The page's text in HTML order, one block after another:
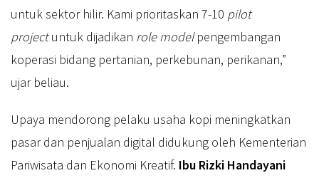
untuk sektor hilir. Kami prioritaskan 7-10 pilot
projectuntuk dijadikan role modelpengembangan
koperasi bidang pertanian, perkebunan, perikanan,”
ujar beliau.
Upaya mendorong pelaku usaha kopi meningkatkan
pasar dan penjualan digital didukung oleh Kementerian
Pariwisata dan Ekonomi Kreatif. Ibu Rizki Handayani